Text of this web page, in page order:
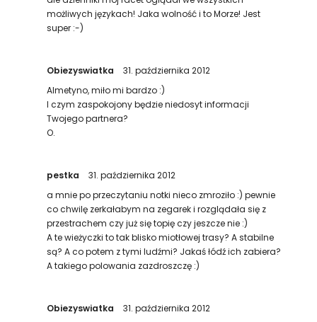
możliwych językach! Jaka wolność i to Morze! Jest
super :-)
Obiezyswiatka
31. października 2012
Almetyno, miło mi bardzo :)
I czym zaspokojony będzie niedosyt informacji
Twojego partnera?
O.
pestka
31. października 2012
a mnie po przeczytaniu notki nieco zmroziło :) pewnie
co chwilę zerkałabym na zegarek i rozglądała się z
przestrachem czy już się topię czy jeszcze nie :)
A te wieżyczki to tak blisko miotłowej trasy? A stabilne
są? A co potem z tymi ludźmi? Jakaś łódź ich zabiera?
A takiego polowania zazdroszczę :)
Obiezyswiatka
31. października 2012